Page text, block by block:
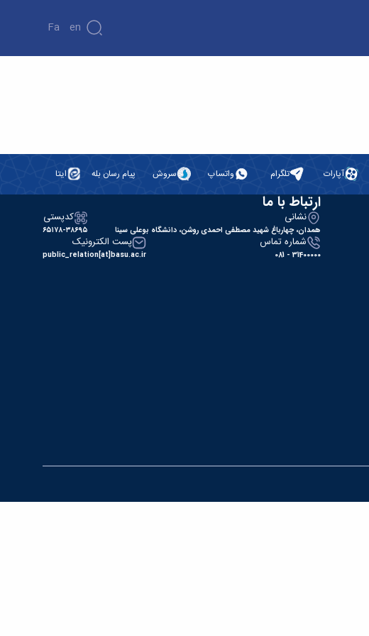
Fa En
آپارات تلگرام واتساپ سروش پیام رسان بله ایتا
ارتباط با ما
نشانی
همدان، چهارباغ شهید مصطفی احمدی روشن، دانشگاه بوعلی سینا
کدپستی
۶۵۱۷۸-۳۸۶۹۵
شماره تماس
31400000 - 081
پست الکترونیک
public_relation[at]basu.ac.ir